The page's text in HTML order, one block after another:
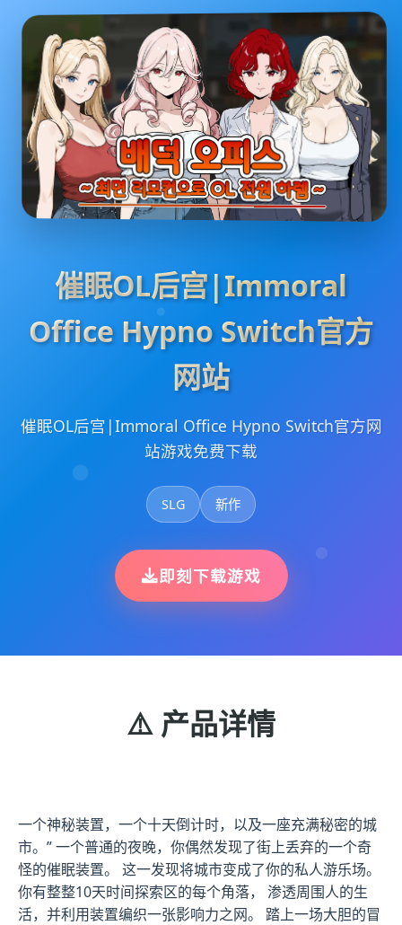
催眠OL后宫|Immoral
Office Hypno Switch官方
网站
催眠OL后宫|Immoral Office Hypno Switch官方网
站游戏免费下载
SLG 新作
即刻下载游戏
⚠️ 产品详情
一个神秘装置，一个十天倒计时，以及一座充满秘密的城
市。” 一个普通的夜晚，你偶然发现了街上丢弃的一个奇
怪的催眠装置。 这一发现将城市变成了你的私人游乐场。
你有整整10天时间探索区的每个角落， 渗透周围人的生
活，并利用装置编织一张影响力之网。 踏上一场大胆的冒